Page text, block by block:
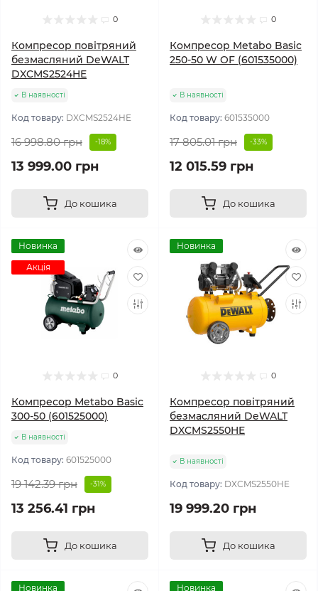
0
Компресор повітряний
безмасляний DeWALT
DXCMS2524HE
В наявності
Код товару: DXCMS2524HE
16 998.80 грн -18%
13 999.00 грн
До кошика
0
Компресор Metabo Basic
250-50 W OF (601535000)
В наявності
Код товару: 601535000
17 805.01 грн -33%
12 015.59 грн
До кошика
Новинка
Акція
0
Компресор Metabo Basic
300-50 (601525000)
В наявності
Код товару: 601525000
19 142.39 грн -31%
13 256.41 грн
До кошика
Новинка
0
Компресор повітряний
безмасляний DeWALT
DXCMS2550HE
В наявності
Код товару: DXCMS2550HE
19 999.20 грн
До кошика
Новинка
Новинка